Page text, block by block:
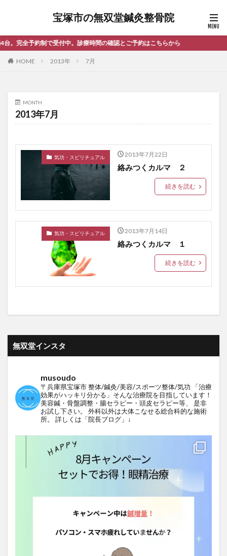
宝塚市の無双堂鍼灸整骨院
受付中。診療時間の確認とご予約はこちらから
HOME 2013年 7月
MONTH
2013年7月
気功・スピリチュアル 2013年7月22日
絡みつくカルマ ２
続きを読む
気功・スピリチュアル 2013年7月14日
絡みつくカルマ １
続きを読む
無双堂インスタ
musoudo
〒兵庫県宝塚市整体/鍼灸/美容/スポーツ整体/気功 「治療
効果がハッキリ分かる」そんな治療院を目指しています！
美容鍼・骨盤調整・腸セラピー・頭皮セラピー等、
是非
お試し下さい。
外科以外は大体こなせる総合科的な施術
所。
詳しくは「院長ブログ」↓